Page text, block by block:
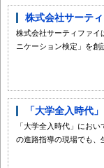
株式会社サーテ
株式会社サーティファイ
ニケーション検定」を創
「大学全入時代
「大学全入時代」にお
の進路指導の現場でも、